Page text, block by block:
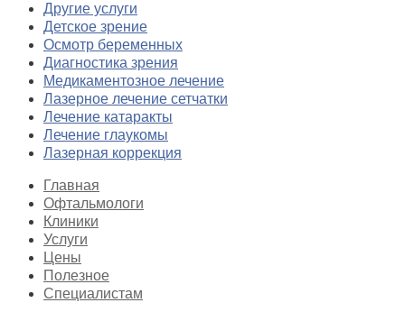
Другие услуги
Детское зрение
Осмотр беременных
Диагностика зрения
Медикаментозное лечение
Лазерное лечение сетчатки
Лечение катаракты
Лечение глаукомы
Лазерная коррекция
Главная
Офтальмологи
Клиники
Услуги
Цены
Полезное
Специалистам